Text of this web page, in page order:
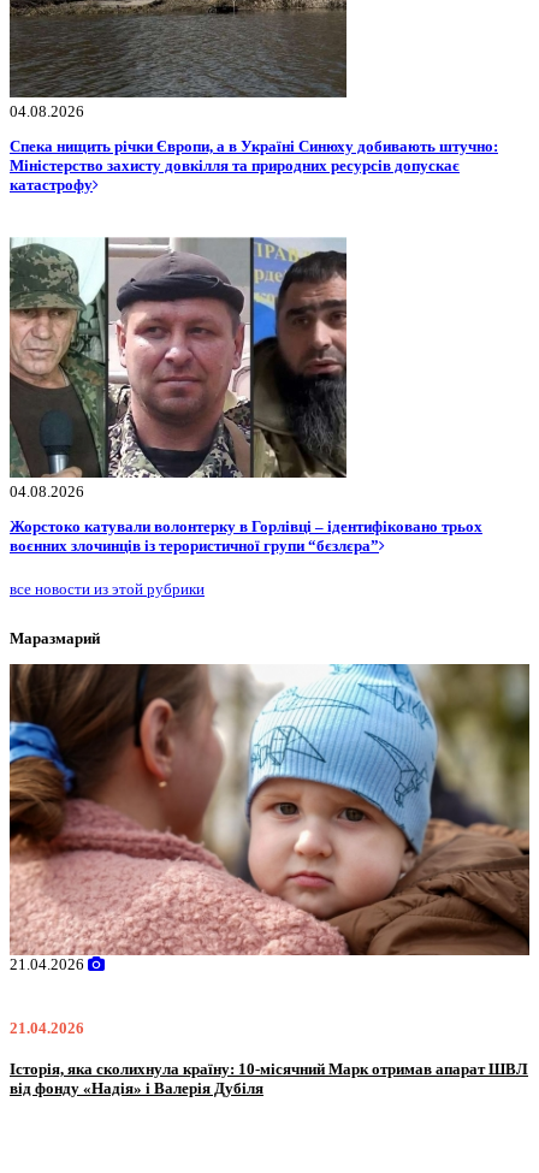
04.08.2026
Спека нищить річки Європи, а в Україні Синюху добивають штучно:
Міністерство захисту довкілля та природних ресурсів допускає
катастрофу
04.08.2026
Жорстоко катували волонтерку в Горлівці – ідентифіковано трьох
воєнних злочинців із терористичної групи “бєзлєра”
все новости из этой рубрики
Маразмарий
апарат ШВЛOleksii Abasov: How Ukrainian Businesses Can Attract
Investments and Hedge Risks During War